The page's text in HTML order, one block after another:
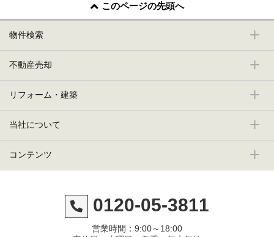
このページの先頭へ
物件検索
不動産売却
リフォーム・建築
当社について
コンテンツ
0120-05-3811
営業時間：9:00～18:00